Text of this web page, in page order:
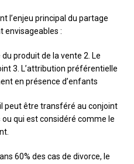
l’enjeu principal du partage
envisageables :
produit de la vente 2. Le
3. L’attribution préférentielle
en présence d’enfants
peut être transféré au conjoint
qui est considéré comme le
60% des cas de divorce, le